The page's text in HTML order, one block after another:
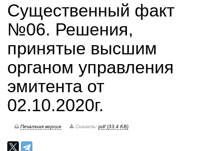
Существенный факт
№06. Решения,
принятые высшим
органом управления
эмитента от
02.10.2020г.
Печатная версия Скачать: pdf (33.4 KB)